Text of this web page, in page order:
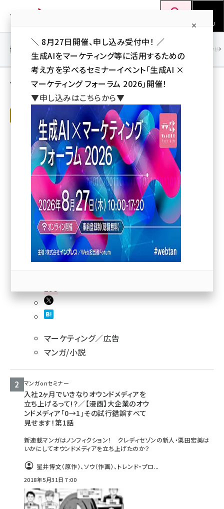
ン
MENU
seo (3526)
ai (2807)
youtube (2434)
note (2312)
セミナー (2307)
z世代 (1622)
meo (1275)
llmo (1163)
SEO アクセス解析／データ分析
マンガonセミナー 人気記事ランキング
マンガonセミナー
サイト構築で安易な妥協は厳禁！――完成イ
メージを共有するためのポイントとは？／
【漫画】大企業のオウンドメディア「0→1」
その試行錯誤すべて見せます！第3話
オウンドメディア企画の社内体制が整い、クレディセゾン栗田はいよいよ
最大の難関、サイト構築に臨む。
星井博文（原作）、ソウ（作画）、トレンド・プロ...
2018年10月22日 7:00
233
マーケティング／広告
マンガ/小説
マンガonセミナー
入社2ヶ月でいきなりオウンドメディアを
立ち上げるって!？／【漫画】大企業のオウ
ンドメディア「0→1」その試行錯誤すべて
見せます！第1話
新連載マンガはノンフィクション！ クレディセゾンの新人・栗田宏美は
いかにしてオウンドメディアを立ち上げたのか？
星井博文（原作）、ソウ（作画）、トレンド・プロ...
2018年5月31日 7:00
＼ 8月27日開催、申し込み受付中！ ／
生成AIをマーケティング等に活用するための
考え方を学べるセミナーイベント「生成AI ×
マーケティング フォーラム 2026」開催！
▼申し込みはこちらから▼